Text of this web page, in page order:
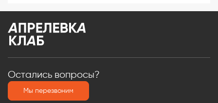
Остались вопросы?
Мы перезвоним